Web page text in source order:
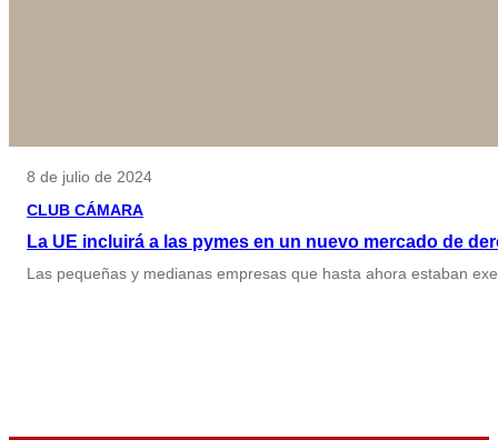
8 de julio de 2024
CLUB CÁMARA
La UE incluirá a las pymes en un nuevo mercado de
Las pequeñas y medianas empresas que hasta ahora estaban